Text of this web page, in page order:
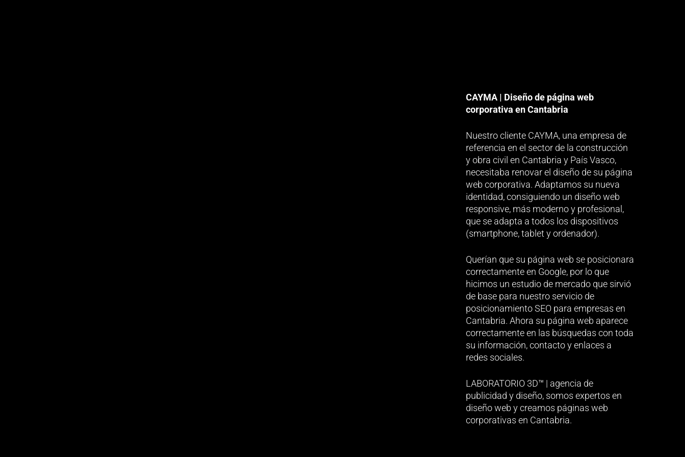
CAYMA | Diseño de página web
corporativa en Cantabria
Nuestro cliente CAYMA, una empresa de
referencia en el sector de la construcción
y obra civil en Cantabria y País Vasco,
necesitaba renovar el diseño de su página
web corporativa. Adaptamos su nueva
identidad, consiguiendo un diseño web
responsive, más moderno y profesional,
que se adapta a todos los dispositivos
(smartphone, tablet y ordenador).
Querían que su página web se posicionara
correctamente en Google, por lo que
hicimos un estudio de mercado que sirvió
de base para nuestro servicio de
posicionamiento SEO para empresas en
Cantabria. Ahora su página web aparece
correctamente en las búsquedas con toda
su información, contacto y enlaces a
redes sociales.
LABORATORIO 3D™ | agencia de
publicidad y diseño, somos expertos en
diseño web y creamos páginas web
corporativas en Cantabria.